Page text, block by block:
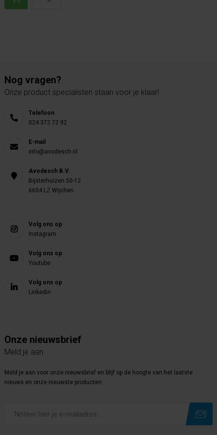
Nog vragen?
Onze product specialisten staan voor je klaar!
Telefoon
024 372 72 92
E-mail
info@avodesch.nl
Avodesch B.V.
Bijsterhuizen 50-12
6604 LZ Wijchen
Volg ons op
Instagram
Volg ons op
Youtube
Volg ons op
Linkedin
Onze nieuwsbrief
Meld je aan
Meld je aan voor onze nieuwsbrief en blijf op de hoogte van het laatste
nieuws en onze nieuwste producten.